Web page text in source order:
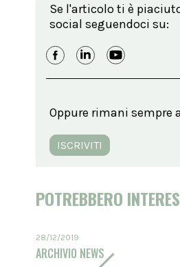
Se l'articolo ti è
social seguendoci su:
Oppure rimani
ISCRIVITI
POTREBBERO
28/12/2019
ARCHIVIO NEWS